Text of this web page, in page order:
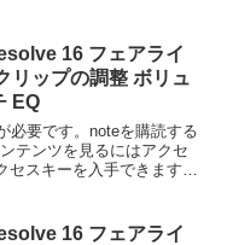
デオとオーデ
16 フェアライ
リップの調整 ボリュ
EQ
必要です。noteを購読する
テンツを見るにはアクセ
スキーを入手できます。
16 フェアライ